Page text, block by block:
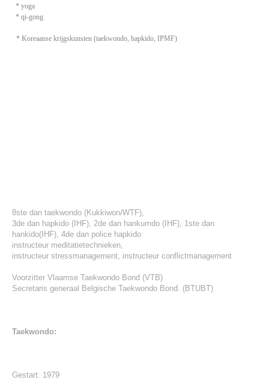
* yoga
* qi-gong
* Koreaanse krijgskunsten (taekwondo, hapkido, IPMF)
8ste dan taekwondo (Kukkiwon/WTF),
3de dan hapkido (IHF), 2de dan hankumdo (IHF), 1ste dan
hankido(IHF), 4de dan police hapkido
instructeur meditatietechnieken,
instructeur stressmanagement, instructeur conflictmanagement
Voorzitter Vlaamse Taekwondo Bond (VTB)
Secretaris generaal Belgische Taekwondo Bond. (BTUBT)
Taekwondo:
Gestart: 1979